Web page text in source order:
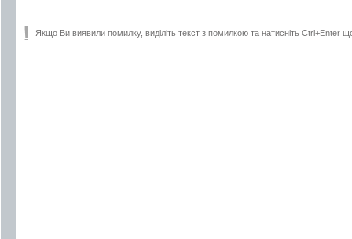
Якщо Ви виявили помилку, виділіть текст з помилкою та натисніть Ctrl+Enter